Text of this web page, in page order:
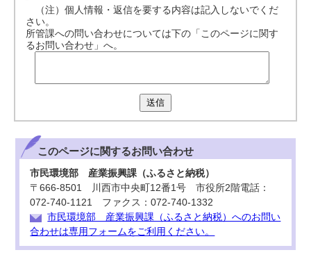
（注）個人情報・返信を要する内容は記入しないでくだ
さい。
所管課への問い合わせについては下の「このページに関す
るお問い合わせ」へ。
送信
このページに関するお問い合わせ
市民環境部 産業振興課（ふるさと納税）
〒666-8501 川西市中央町12番1号 市役所2階電話：
072-740-1121 ファクス：072-740-1332
市民環境部 産業振興課（ふるさと納税）へのお問い
合わせは専用フォームをご利用ください。